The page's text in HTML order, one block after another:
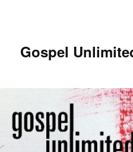
Gospel